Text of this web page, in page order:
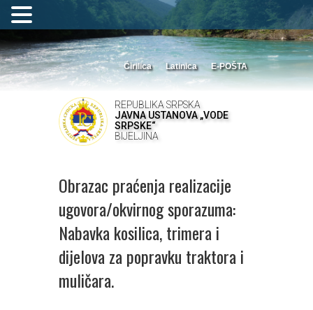
Ćirilica Latinica E-POŠTA
REPUBLIKA SRPSKA
JAVNA USTANOVA „VODE
SRPSKE“
BIJELJINA
Obrazac praćenja realizacije
ugovora/okvirnog sporazuma:
Nabavka kosilica, trimera i
dijelova za popravku traktora i
muličara.